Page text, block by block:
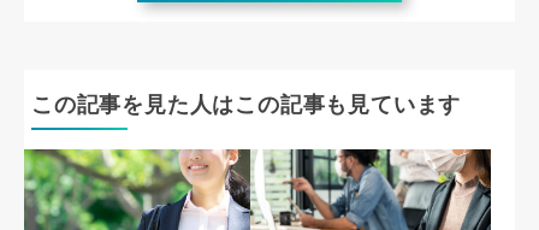
この記事を見た人はこの記事も見ています